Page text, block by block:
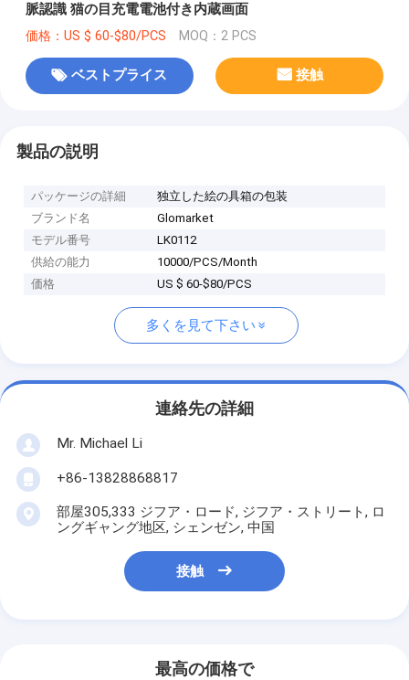
脈認識 猫の目充電電池付き内蔵画面
価格：US $ 60-$80/PCS MOQ：2 PCS
ベストプライス 接触
製品の説明
パッケージの詳細
独立した絵の具箱の包装
ブランド名
Glomarket
モデル番号
LK0112
供給の能力
10000/PCS/Month
価格
US $ 60-$80/PCS
多くを見て下さい
連絡先の詳細
Mr. Michael Li
+86-13828868817
部屋305,333 ジフア・ロード, ジフア・ストリート, ロ
ングギャング地区, シェンゼン, 中国
接触
最高の価格で